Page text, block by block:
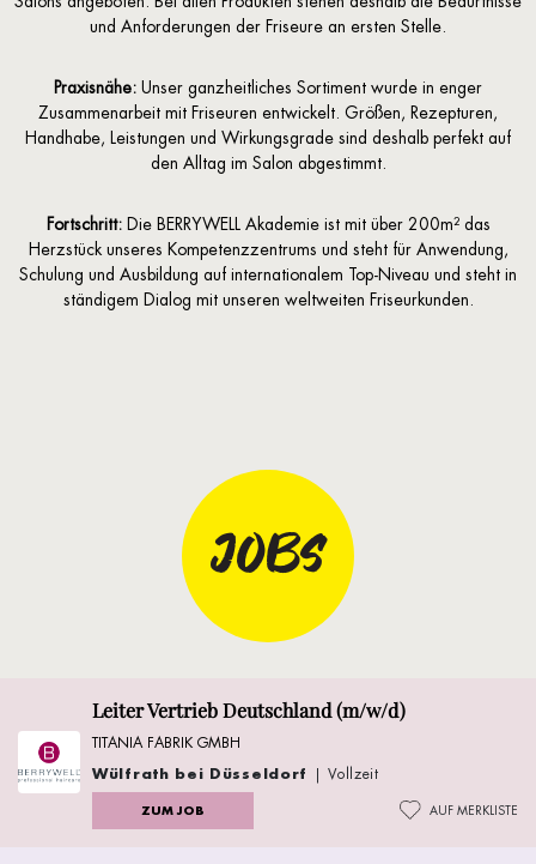
und Anforderungen der Friseure an ersten Stelle.
Praxisnähe: Unser ganzheitliches Sortiment wurde in enger
Zusammenarbeit mit Friseuren entwickelt. Größen, Rezepturen,
Handhabe, Leistungen und Wirkungsgrade sind deshalb perfekt auf
den Alltag im Salon abgestimmt.
Fortschritt: Die BERRYWELL Akademie ist mit über 200m² das
Herzstück unseres Kompetenzzentrums und steht für Anwendung,
Schulung und Ausbildung auf internationalem Top-Niveau und steht in
ständigem Dialog mit unseren weltweiten Friseurkunden.
JOBS
Leiter Vertrieb Deutschland (m/w/d)
TITANIA FABRIK GMBH
Wülfrath bei Düsseldorf | Vollzeit
ZUM JOB AUF MERKLISTE